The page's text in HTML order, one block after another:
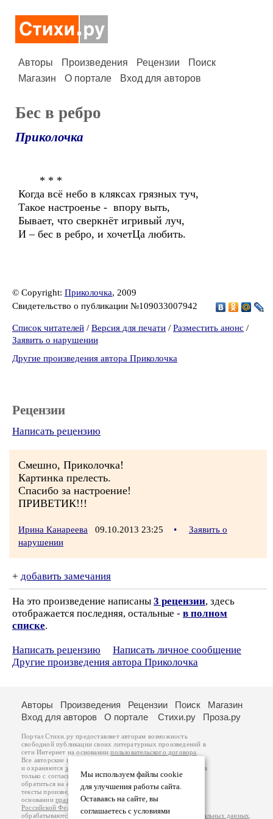
Авторы Произведения Рецензии
Поиск
Магазин
О портале Вход для авторов
Бес в ребро
Приколочка
* * *
Когда всё небо в кляксах грязных туч,
Такое настроенье - впору выть,
Бывает, что сверкнёт игривый луч,
И – бес в ребро, и хочетЦа любить.
© Copyright: Приколочка, 2009
Свидетельство о публикации №109033007942
Список читателей / Версия для печати / Разместить анонс /
Заявить о нарушении
Другие произведения автора Приколочка
Рецензии
Написать рецензию
Смешно, Приколочка!
Картинка прелесть.
Спасибо за настроение!
ПРИВЕТИК!!!
Ирина Канареева 09.10.2013 23:25 •
Заявить о
нарушении
+ добавить замечания
На это произведение написаны 3 рецензии, здесь
отображается последняя, остальные - в полном
списке.
Написать рецензию
Написать личное сообщение
Другие произведения автора Приколочка
Мы используем файлы cookie
для улучшения работы сайта.
Оставаясь на сайте, вы
соглашаетесь с условиями
Авторы Произведения Рецензии Поиск
Магазин
Вход для авторов
О портале Стихи.ру Проза.ру
Портал Стихи.ру предоставляет авторам возможность
свободной публикации своих литературных произведений в
сети Интернет на основаниипользовательского договора
Все авторские права на произведения принадлежат авторам
и охраняются законом
. Перепечатка произведений возможна
только с согласия его автора, к которому вы можете
обратиться на его авторской странице. Ответственность за
тексты произведений авторы несут самостоятельно на
основанииправил публикацииизаконодательства
Российской Федерации
обрабатываются на основанииПолитики обработки персональных данных